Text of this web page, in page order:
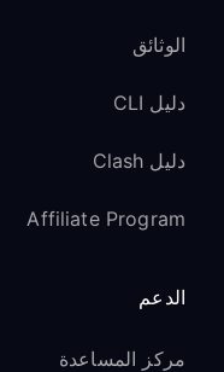
الوثائق
دليل CLI
دليل Clash
Affiliate Program
الدعم
مركز المساعدة